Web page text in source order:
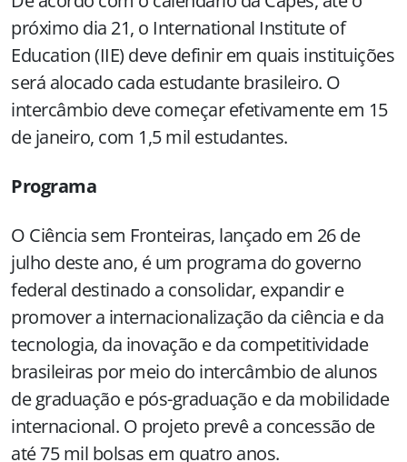
próximo dia 21, o International Institute of
Education (IIE) deve definir em quais instituições
será alocado cada estudante brasileiro. O
intercâmbio deve começar efetivamente em 15
de janeiro, com 1,5 mil estudantes.
Programa
O Ciência sem Fronteiras, lançado em 26 de
julho deste ano, é um programa do governo
federal destinado a consolidar, expandir e
promover a internacionalização da ciência e da
tecnologia, da inovação e da competitividade
brasileiras por meio do intercâmbio de alunos
de graduação e pós-graduação e da mobilidade
internacional. O projeto prevê a concessão de
até 75 mil bolsas em quatro anos.